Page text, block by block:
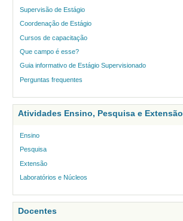
Supervisão de Estágio
Coordenação de Estágio
Cursos de capacitação
Que campo é esse?
Guia informativo de Estágio Supervisionado
Perguntas frequentes
Atividades Ensino, Pesquisa e Extensão
Ensino
Pesquisa
Extensão
Laboratórios e Núcleos
Docentes